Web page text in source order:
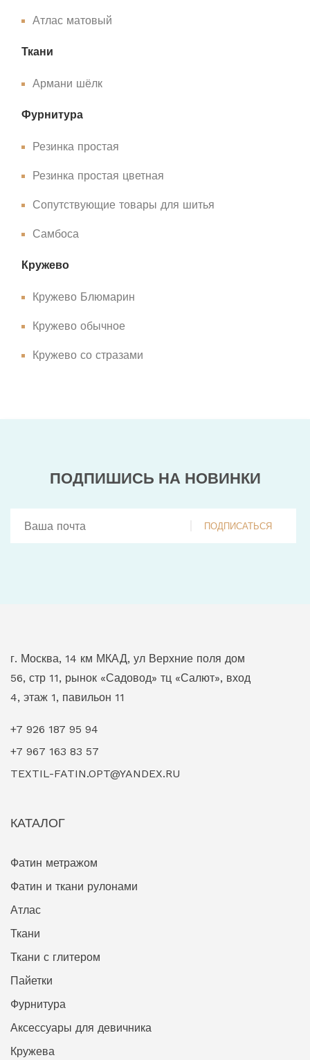
Атлас матовый
Ткани
Армани шёлк
Фурнитура
Резинка простая
Резинка простая цветная
Сопутствующие товары для шитья
Самбоса
Кружево
Кружево Блюмарин
Кружево обычное
Кружево со стразами
ПОДПИШИСЬ НА НОВИНКИ
ПОДПИСАТЬСЯ
г. Москва, 14 км МКАД, ул Верхние поля дом
56, стр 11, рынок «Садовод» тц «Салют», вход
4, этаж 1, павильон 11
+7 926 187 95 94
+7 967 163 83 57
TEXTIL-FATIN.OPT@YANDEX.RU
КАТАЛОГ
Фатин метражом
Фатин и ткани рулонами
Атлас
Ткани
Ткани с глитером
Пайетки
Фурнитура
Аксессуары для девичника
Кружева